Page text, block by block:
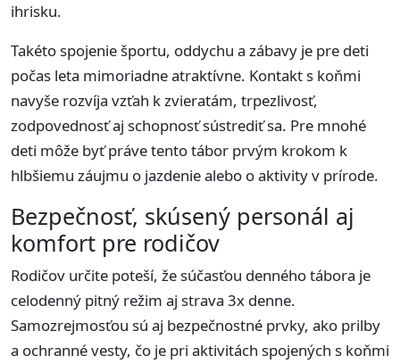
ihrisku.
Takéto spojenie športu, oddychu a zábavy je pre deti
počas leta mimoriadne atraktívne. Kontakt s koňmi
navyše rozvíja vzťah k zvieratám, trpezlivosť,
zodpovednosť aj schopnosť sústrediť sa. Pre mnohé
deti môže byť práve tento tábor prvým krokom k
hlbšiemu záujmu o jazdenie alebo o aktivity v prírode.
Bezpečnosť, skúsený personál aj
komfort pre rodičov
Rodičov určite poteší, že súčasťou denného tábora je
celodenný pitný režim aj strava 3x denne.
Samozrejmosťou sú aj bezpečnostné prvky, ako prilby
a ochranné vesty, čo je pri aktivitách spojených s koňmi